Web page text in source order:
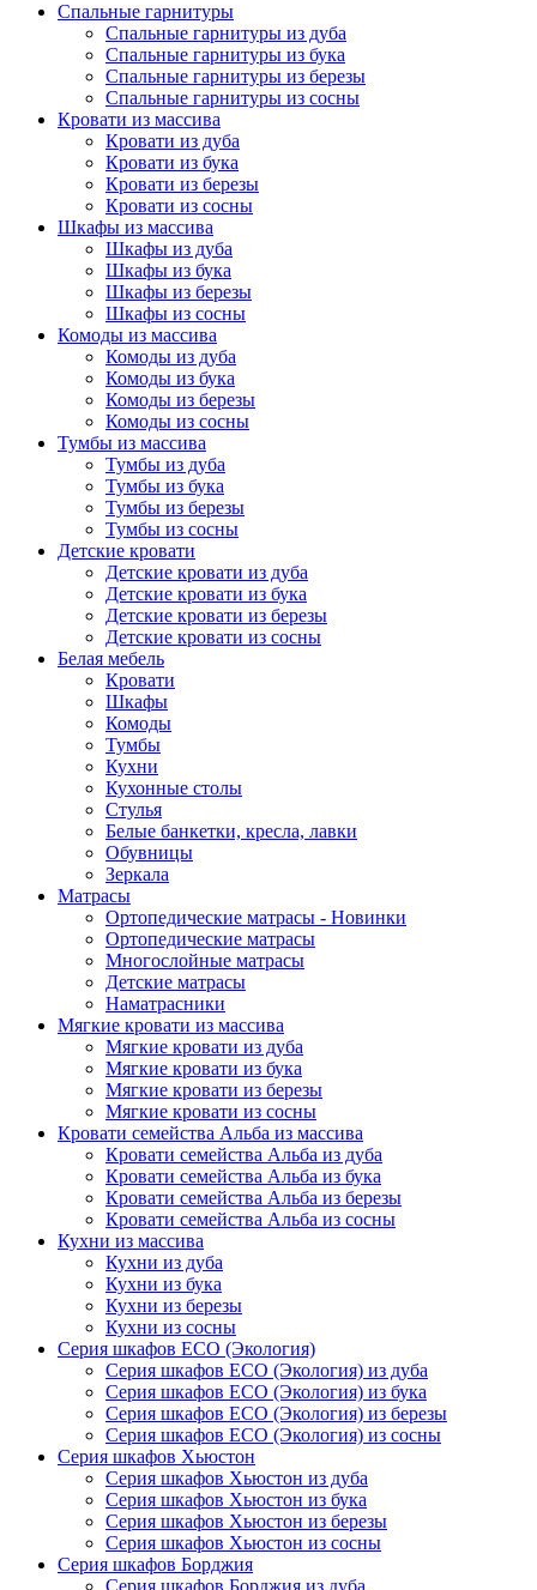
Спальные гарнитуры
Спальные гарнитуры из дуба
Спальные гарнитуры из бука
Спальные гарнитуры из березы
Спальные гарнитуры из сосны
Кровати из массива
Кровати из дуба
Кровати из бука
Кровати из березы
Кровати из сосны
Шкафы из массива
Шкафы из дуба
Шкафы из бука
Шкафы из березы
Шкафы из сосны
Комоды из массива
Комоды из дуба
Комоды из бука
Комоды из березы
Комоды из сосны
Тумбы из массива
Тумбы из дуба
Тумбы из бука
Тумбы из березы
Тумбы из сосны
Детские кровати
Детские кровати из дуба
Детские кровати из бука
Детские кровати из березы
Детские кровати из сосны
Белая мебель
Кровати
Шкафы
Комоды
Тумбы
Кухни
Кухонные столы
Стулья
Белые банкетки, кресла, лавки
Обувницы
Зеркала
Матрасы
Ортопедические матрасы - Новинки
Ортопедические матрасы
Многослойные матрасы
Детские матрасы
Наматрасники
Мягкие кровати из массива
Мягкие кровати из дуба
Мягкие кровати из бука
Мягкие кровати из березы
Мягкие кровати из сосны
Кровати семейства Альба из массива
Кровати семейства Альба из дуба
Кровати семейства Альба из бука
Кровати семейства Альба из березы
Кровати семейства Альба из сосны
Кухни из массива
Кухни из дуба
Кухни из бука
Кухни из березы
Кухни из сосны
Серия шкафов ECO (Экология)
Серия шкафов ECO (Экология) из дуба
Серия шкафов ECO (Экология) из бука
Серия шкафов ECO (Экология) из березы
Серия шкафов ECO (Экология) из сосны
Серия шкафов Хьюстон
Серия шкафов Хьюстон из дуба
Серия шкафов Хьюстон из бука
Серия шкафов Хьюстон из березы
Серия шкафов Хьюстон из сосны
Серия шкафов Борджия
Серия шкафов Борджия из дуба